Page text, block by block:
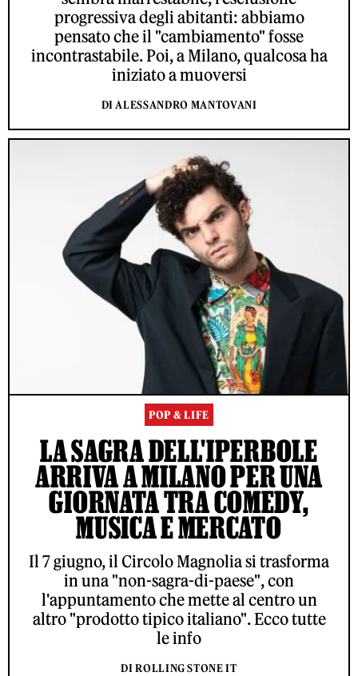
progressiva degli abitanti: abbiamo
pensato che il "cambiamento" fosse
incontrastabile. Poi, a Milano, qualcosa ha
iniziato a muoversi
DI ALESSANDRO MANTOVANI
POP & LIFE
LA SAGRA DELL'IPERBOLE
ARRIVA A MILANO PER UNA
GIORNATA TRA COMEDY,
MUSICA E MERCATO
Il 7 giugno, il Circolo Magnolia si trasforma
in una "non-sagra-di-paese", con
l'appuntamento che mette al centro un
altro "prodotto tipico italiano". Ecco tutte
le info
DI ROLLING STONE IT